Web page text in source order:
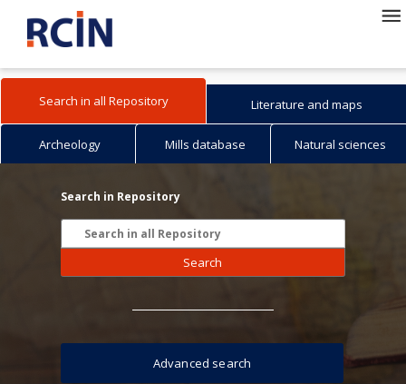
Search in all Repository Literature and maps
Archeology Mills database Natural sciences
Search in Repository
Search
Advanced search